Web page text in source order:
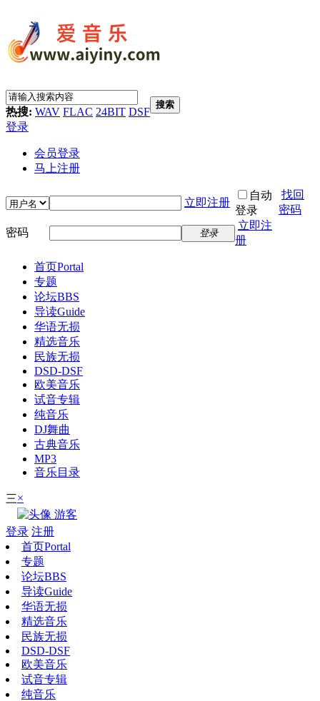
热搜: WAV FLAC 24BIT DSF
搜索
登录
会员登录
马上注册
立即注册
自动
登录
找回
密码
密码
登录
立即注
册
首页Portal
专题
论坛BBS
导读Guide
华语无损
精选音乐
民族无损
DSD-DSF
欧美音乐
试音专辑
纯音乐
DJ舞曲
古典音乐
MP3
音乐目录
三×
游客
登录 注册
首页Portal
专题
论坛BBS
导读Guide
华语无损
精选音乐
民族无损
DSD-DSF
欧美音乐
试音专辑
纯音乐